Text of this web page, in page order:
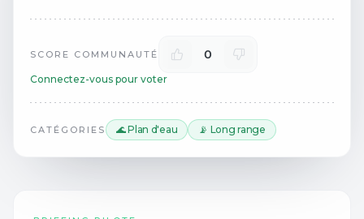
SCORE COMMUNAUTÉ 0
Connectez-vous pour voter
CATÉGORIES 🌊 Plan d'eau 📡 Long range